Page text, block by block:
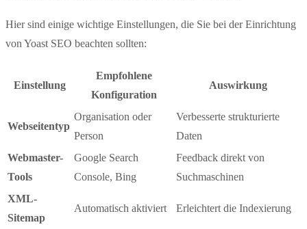
Hier sind einige wichtige Einstellungen, die Sie bei der Einrichtung
von Yoast SEO beachten sollten:
Einstellung
Empfohlene
Konfiguration
Auswirkung
Webseitentyp
Organisation oder
Person
Verbesserte strukturierte
Daten
Webmaster-
Tools
Google Search
Console, Bing
Feedback direkt von
Suchmaschinen
XML-
Sitemap
Automatisch aktiviert Erleichtert die Indexierung